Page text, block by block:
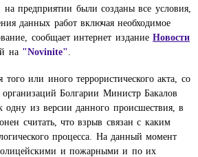
предприятии были созданы все условия,
данных работ включая необходимое
сообщает интернет изданиеНовости
на "Novinite".
или иного террористического акта, со
организаций Болгарии Министр Бакалов
одну из версии данного происшествия, в
считать, что взрыв связан с каким
процесса. На данный момент
и пожарными и по их